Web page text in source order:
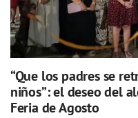
“Que los padres se
niños”: el deseo del
Feria de Agosto